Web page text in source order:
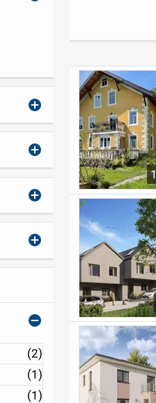
(2)
(1)
(1)